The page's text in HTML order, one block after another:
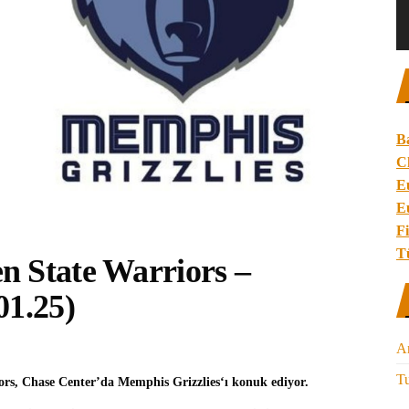
State Warriors –
, Chase Center’da Memphis Grizzlies‘ı konuk ediyor.